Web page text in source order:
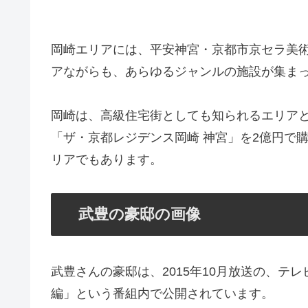
岡崎エリアには、平安神宮・京都市京セラ美
アながらも、あらゆるジャンルの施設が集ま
岡崎は、高級住宅街としても知られるエリア
「ザ・京都レジデンス岡崎 神宮」を2億円
リアでもあります。
武豊の豪邸の画像
武豊さんの豪邸は、2015年10月放送の、テ
編」という番組内で公開されています。